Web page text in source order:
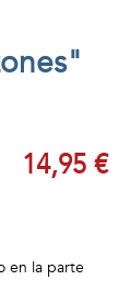
14,95 €
en la parte